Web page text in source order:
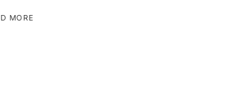
MORE